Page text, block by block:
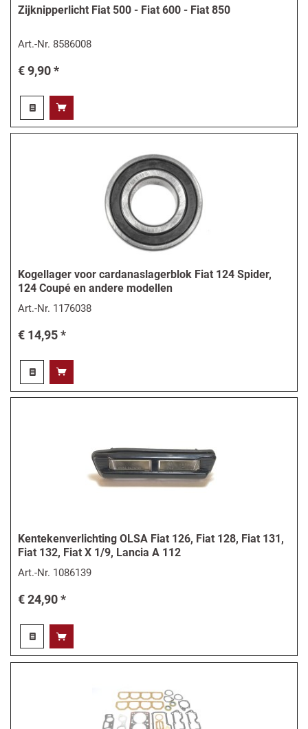
Zijknipperlicht Fiat 500 - Fiat 600 - Fiat 850
Art.-Nr. 8586008
€ 9,90 *
Kogellager voor cardanaslagerblok Fiat 124 Spider,
124 Coupé en andere modellen
Art.-Nr. 1176038
€ 14,95 *
Kentekenverlichting OLSA Fiat 126, Fiat 128, Fiat 131,
Fiat 132, Fiat X 1/9, Lancia A 112
Art.-Nr. 1086139
€ 24,90 *